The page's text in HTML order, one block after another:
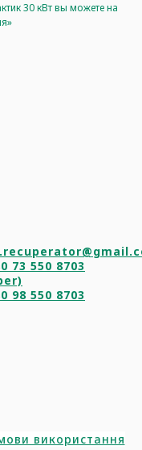
30 кВт вы можете на
73 550 8703
98 550 8703
використання